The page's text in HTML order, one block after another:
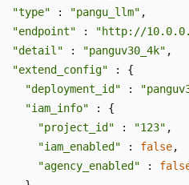
"type" : "pangu_llm" ,
"endpoint" : "http://
"detail" : "panguv30_4k" ,
"extend_config" : {
"deployment_id" :
"iam_info" : {
"project_id" : "123" ,
"iam_enabled" : false,
"agency_enabled" :